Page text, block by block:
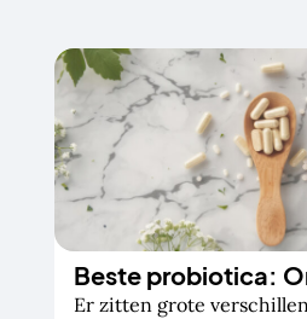
Beste probiotica:
Er zitten grote